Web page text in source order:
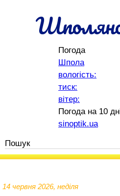
Погода
Шпола
вологість:
тиск:
вітер:
Погода на 10
sinoptik.ua
14 червня 2026, неділя